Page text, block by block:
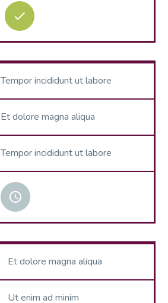
Tempor incididunt ut labore
Et dolore magna aliqua
Tempor incididunt ut labore
Et dolore magna aliqua
Ut enim ad minim